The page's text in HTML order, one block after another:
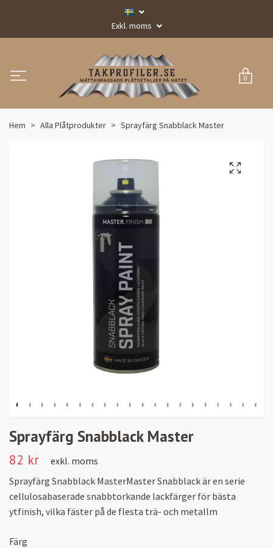
Exkl. moms
0
Hem Alla Plåtprodukter Sprayfärg Snabblack Master
Sprayfärg Snabblack Master
82 kr
exkl. moms
Sprayfärg Snabblack MasterMaster Snabblack är en serie
cellulosabaserade snabbtorkande lackfärger för bästa
ytfinish, vilka fäster på de flesta trä- och metallm
Färg